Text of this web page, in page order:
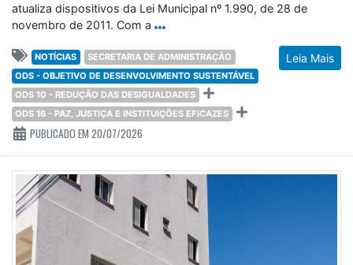
atualiza dispositivos da Lei Municipal nº 1.990, de 28 de
novembro de 2011. Com a
Leia Mais
NOTÍCIAS
SECRETARIA DE ADMINISTRAÇÃO
ODS - OBJETIVO DE DESENVOLVIMENTO SUSTENTÁVEL
ODS 10 - REDUÇÃO DAS DESIGUALDADES
ODS 16 - PAZ, JUSTIÇA E INSTITUIÇÕES EFICAZES
PUBLICADO EM 20/07/2026